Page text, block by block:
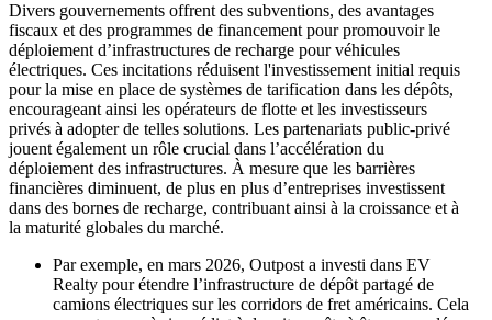
Divers gouvernements offrent des subventions, des avantages
fiscaux et des programmes de financement pour promouvoir le
déploiement d’infrastructures de recharge pour véhicules
électriques. Ces incitations réduisent l'investissement initial requis
pour la mise en place de systèmes de tarification dans les dépôts,
encourageant ainsi les opérateurs de flotte et les investisseurs
privés à adopter de telles solutions. Les partenariats public-privé
jouent également un rôle crucial dans l’accélération du
déploiement des infrastructures. À mesure que les barrières
financières diminuent, de plus en plus d’entreprises investissent
dans des bornes de recharge, contribuant ainsi à la croissance et à
la maturité globales du marché.
Par exemple, en mars 2026, Outpost a investi dans EV
Realty pour étendre l’infrastructure de dépôt partagé de
camions électriques sur les corridors de fret américains. Cela